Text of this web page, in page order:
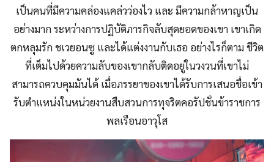
เป็นคนที่มีความคล่องแคล่วว่องไว และ มีความกล้าหาญเป็น
อย่างมาก ระหว่างการปฏิบัติภารกิจลับสุดยอดของเขา เขาเกิด
ตกหลุมรัก ชเวยอนซู และได้แต่งงานกับเธอ อย่างไรก็ตาม ชีวิต
ที่เต็มไปด้วยความลับของเขากลับติดอยู่ในวงวนที่เขาไม่
สามารถควบคุมมันได้ เมื่อภรรยาของเขาได้รับการเสนอชื่อเข้า
รับตำแหน่งในหน่วยงานสืบสวนการทุจริตคอรัปชั่นข้าราชการ
พลเรือนอาวุโส